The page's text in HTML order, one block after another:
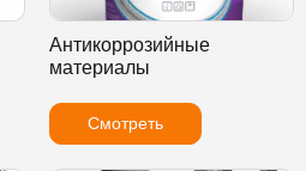
Антикоррозийные
материалы
Смотреть